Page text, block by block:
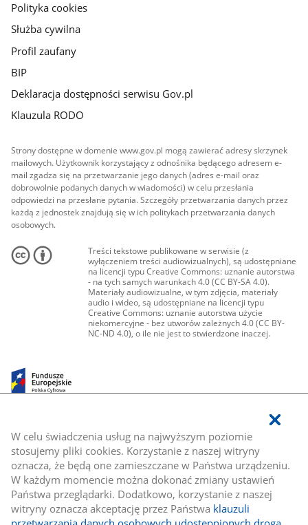
W celu świadczenia usług na najwyższym poziomie
stosujemy pliki cookies. Korzystanie z naszej witryny
oznacza, że będą one zamieszczane w Państwa urządzeniu.
W każdym momencie można dokonać zmiany ustawień
Państwa przeglądarki. Dodatkowo, korzystanie z naszej
witryny oznacza akceptację przez Państwa klauzuli
Polityka cookies
Służba cywilna
Profil zaufany
BIP
Deklaracja dostępności serwisu Gov.pl
Klauzula RODO
Strony dostępne w domenie www.gov.pl mogą zawierać adresy skrzynek
mailowych. Użytkownik korzystający z odnośnika będącego adresem e-
mail zgadza się na przetwarzanie jego danych (adres e-mail oraz
dobrowolnie podanych danych w wiadomości) w celu przesłania
odpowiedzi na przesłane pytania. Szczegóły przetwarzania danych przez
każdą z jednostek znajdują się w ich politykach przetwarzania danych
osobowych.
Treści tekstowe publikowane w serwisie (z
wyłączeniem treści audiowizualnych), są udostępniane
na licencji typu Creative Commons: uznanie autorstwa
- na tych samych warunkach 4.0 (CC BY-SA 4.0).
Materiały audiowizualne, w tym zdjęcia, materiały
audio i wideo, są udostępniane na licencji typu
Creative Commons: uznanie autorstwa użycie
niekomercyjne - bez utworów zależnych 4.0 (CC BY-
NC-ND 4.0), o ile nie jest to stwierdzone inaczej.